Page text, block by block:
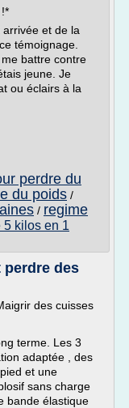
et de la
témoignage.
battre contre
jeune. Je
ou éclairs à la
perdre du
du poids /
/ regime
5 kilos en 1
perdre des
des cuisses
terme. Les 3
adaptée , des
et une
sans charge
bande élastique